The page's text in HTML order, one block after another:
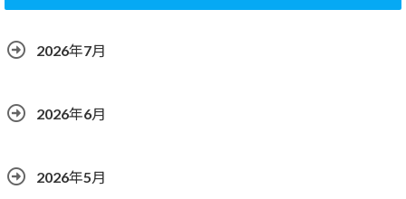
2026年7月
2026年6月
2026年5月